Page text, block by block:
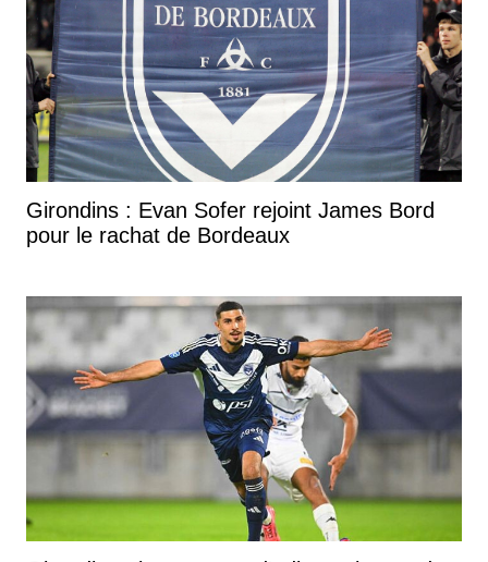
Girondins : Evan Sofer rejoint James Bord
pour le rachat de Bordeaux